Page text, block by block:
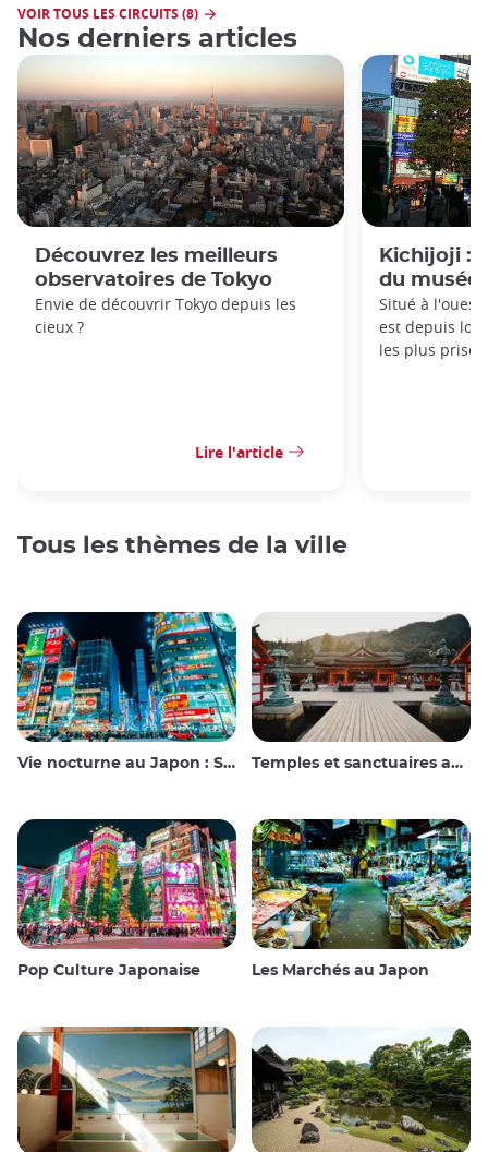
VOIR TOUS LES CIRCUITS (8)
Nos derniers articles
Découvrez les meilleurs
observatoires de Tokyo
Envie de découvrir Tokyo depuis les
cieux ?
Lire l'article
Kichijoji :
du musée
Situé à
est depuis
les plus
Tous les thèmes de la ville
Vie nocturne au Japon : Sortir, voir et boire Temples et sanctuaires au Japon
Pop Culture Japonaise Les Marchés au Japon